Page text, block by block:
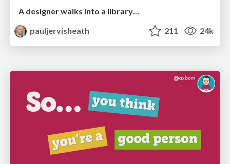
A designer walks into a library…
pauljervisheath
211 24k